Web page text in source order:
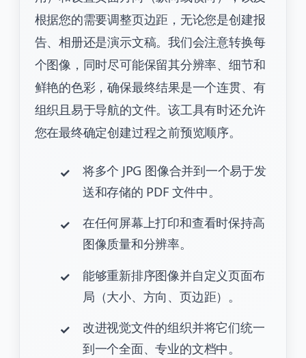
根据您的需要调整页边距，无论您是创建报
告、相册还是演示文稿。我们会注意转换每
个图像，同时尽可能保留其分辨率、细节和
鲜艳的色彩，确保最终结果是一个连贯、有
组织且易于导航的文件。该工具有时还允许
您在最终确定创建过程之前预览顺序。
将多个 JPG 图像合并到一个易于发
送和存储的 PDF 文件中。
在任何屏幕上打印和查看时保持高
图像质量和分辨率。
能够重新排序图像并自定义页面布
局（大小、方向、页边距）。
改进视觉文件的组织并将它们统一
到一个全面、专业的文档中。